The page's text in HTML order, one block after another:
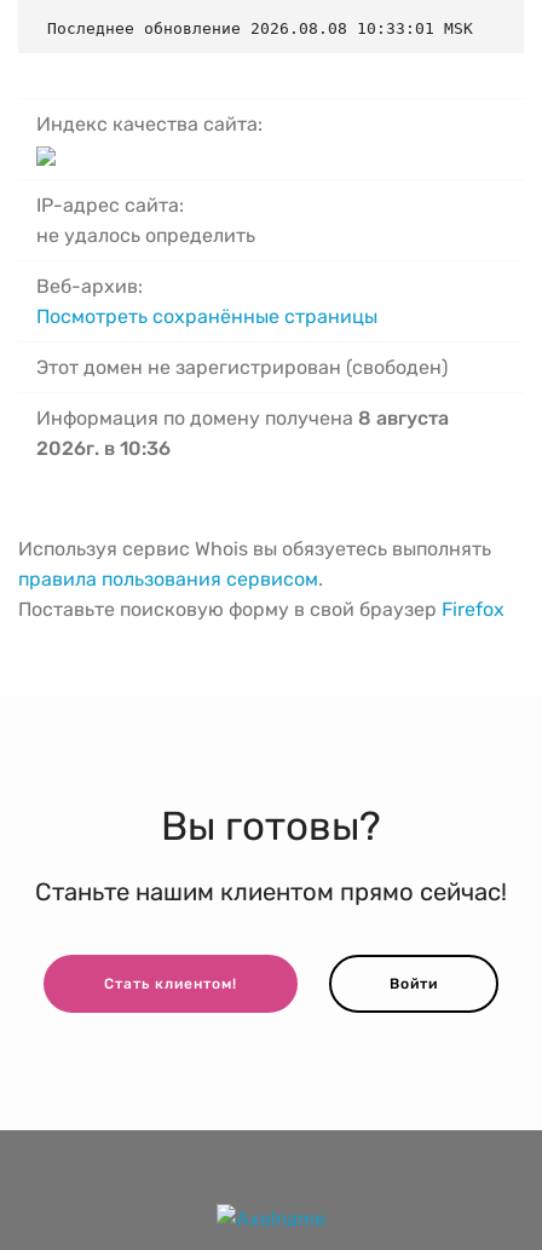
Последнее обновление 2026.08.08 10:33:01 MSK
Индекс качества сайта:
IP-адрес сайта:
не удалось определить
Веб-архив:
Посмотреть сохранённые страницы
Этот домен не зарегистрирован (свободен)
Информация по домену получена 8 августа
2026г. в 10:36
Используя сервис Whois вы обязуетесь выполнять
правила пользования сервисом.
Поставьте поисковую форму в свой браузер Firefox
Вы готовы?
Станьте нашим клиентом прямо сейчас!
Стать клиентом! Войти